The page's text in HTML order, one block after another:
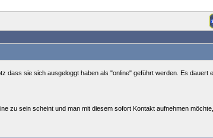
dass sie sich ausgeloggt haben als "online" geführt werden. Es dauert
zu sein scheint und man mit diesem sofort Kontakt aufnehmen